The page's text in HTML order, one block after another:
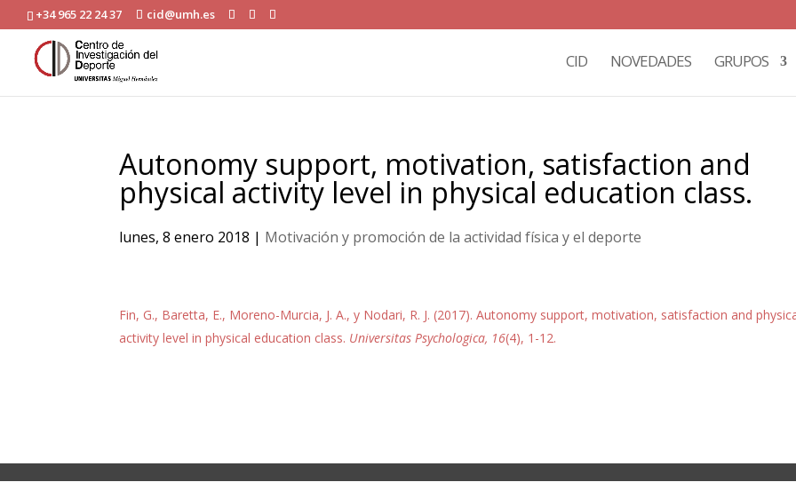
+34 965 22 24 37 cid@umh.es
CID NOVEDADES GRUPOS
Autonomy support, motivation, satisfaction and
physical activity level in physical education class.
lunes, 8 enero 2018 | Motivación y promoción de la actividad física y el deporte
Fin, G., Baretta, E., Moreno-Murcia, J. A., y Nodari, R. J. (2017). Autonomy support, motivation, satisfaction and
activity level in physical education class. Universitas Psychologica, 16(4), 1-12.